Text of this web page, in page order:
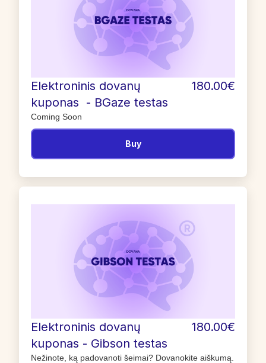
Elektroninis dovanų
kuponas - BGaze testas
180.00€
Coming Soon
Buy
Elektroninis dovanų
kuponas - Gibson testas
180.00€
Nežinote, ką padovanoti šeimai? Dovanokite aiškumą.